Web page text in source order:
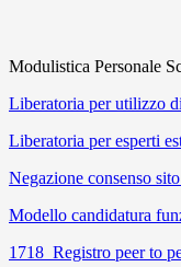
Modulistica Personale
Liberatoria per utilizzo
Liberatoria per esperti
Negazione consenso
Modello candidatura
1718_Registro peer to